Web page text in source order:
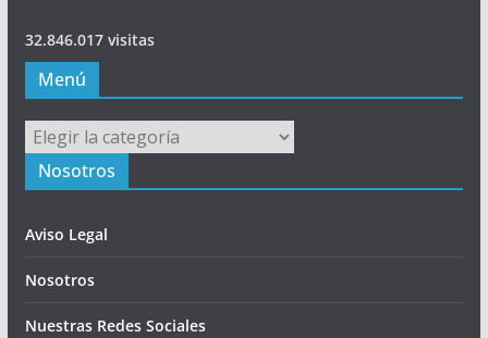
32.846.017 visitas
Menú
Menú
Nosotros
Aviso Legal
Nosotros
Nuestras Redes Sociales